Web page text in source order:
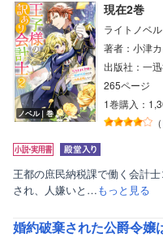
ノベル｜巻
現在2巻
ライトノベル
著者：小津
出版社：一
265ページ
1巻購入：
（
王都の庶民納税課で働く会計
され、人嫌いと…もっと見る
婚約破棄された公爵令嬢